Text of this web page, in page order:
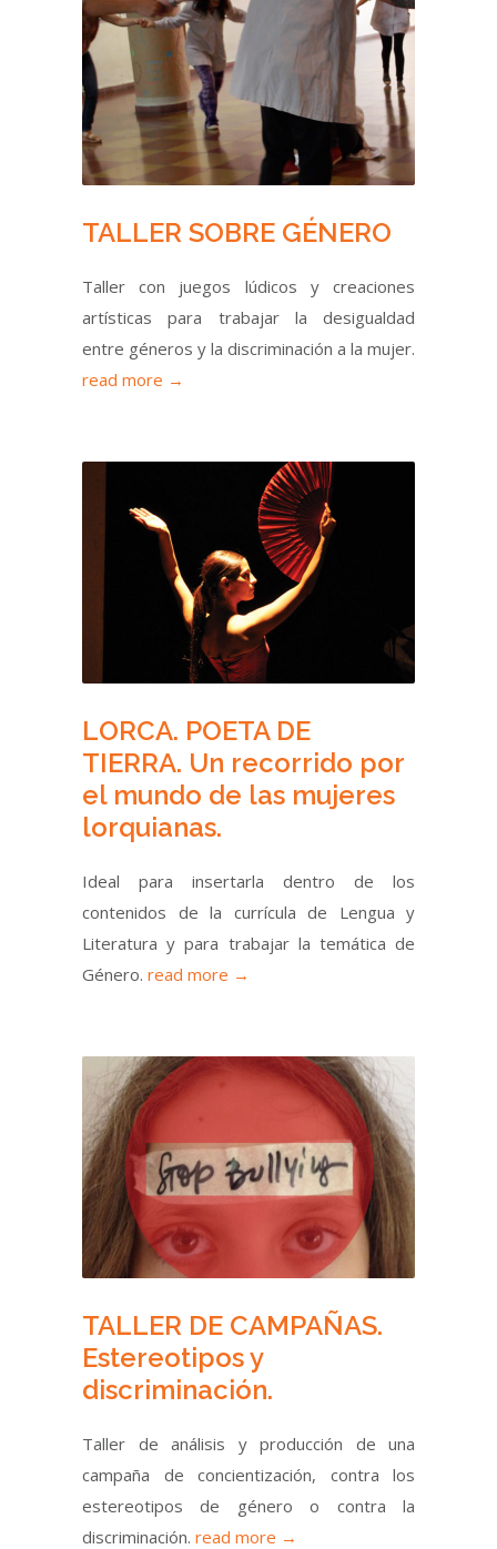
TALLER SOBRE GÉNERO
Taller con juegos lúdicos y creaciones
artísticas para trabajar la desigualdad
entre géneros y la discriminación a la mujer.
read more →
LORCA. POETA DE
TIERRA. Un recorrido por
el mundo de las mujeres
lorquianas.
Ideal para insertarla dentro de los
contenidos de la currícula de Lengua y
Literatura y para trabajar la temática de
Género. read more →
TALLER DE CAMPAÑAS.
Estereotipos y
discriminación.
Taller de análisis y producción de una
campaña de concientización, contra los
estereotipos de género o contra la
discriminación. read more →